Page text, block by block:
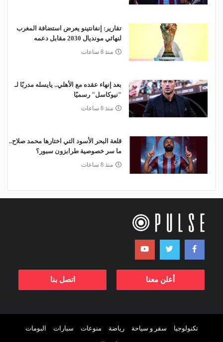
تقارير: إنفانتينو يعرض استضافة المغرب
لنهائي مونديال 2030 مقابل دعمه
منذ 8 ساعات
بعد إنهاء عقده مع الأهلي.. يايسله مدربًا لـ
"نيوكاسل" رسميًا
منذ 8 ساعات
قلعة البحر الأسود التي اختارها محمد صلاح..
ما سر خصوصية طرابزون سبور؟
منذ 8 ساعات
أعلن معنا اتصل بنا
تكنولوجيا سفر و سياحة رياضة منوعات سيارات البومات